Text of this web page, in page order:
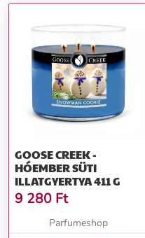
GOOSE CREEK -
HÓEMBER SÜTI
ILLATGYERTYA 411 G
9 280 Ft
Parfumeshop